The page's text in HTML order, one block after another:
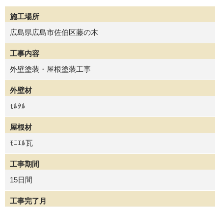
施工場所
広島県広島市佐伯区藤の木
工事内容
外壁塗装・屋根塗装工事
外壁材
ﾓﾙﾀﾙ
屋根材
ﾓﾆｴﾙ瓦
工事期間
15日間
工事完了月